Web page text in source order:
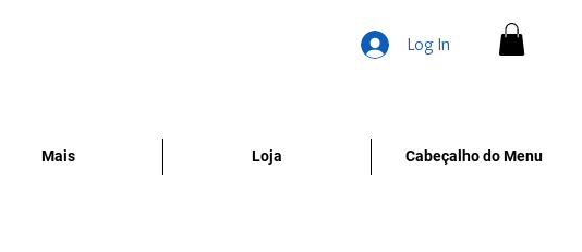
Log In
Mais Loja Cabeçalho do Menu